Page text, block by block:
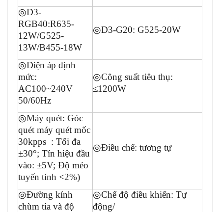
◎D3-
RGB40:R635-
12W/G525-
13W/B455-18W
◎D3-G20: G525-20W
◎Điện áp định
mức:
AC100~240V
50/60Hz
◎Công suất tiêu thụ:
≤1200W
◎Máy quét: Góc
quét máy quét mốc
30kpps : Tối đa
±30°; Tín hiệu đầu
vào: ±5V; Độ méo
tuyến tính <2%)
◎Điều chế: tương tự
◎Đường kính
chùm tia và độ
◎Chế độ điều khiển: Tự
động/